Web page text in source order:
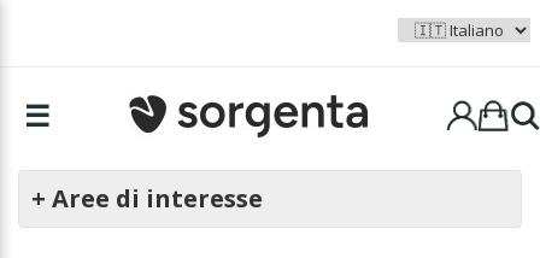
☰
+ Aree di interesse